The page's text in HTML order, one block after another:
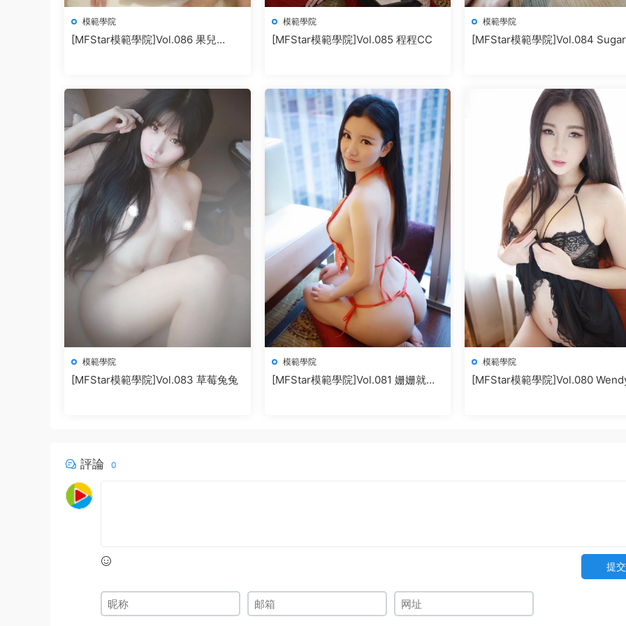
模範學院
[MFStar模範學院]Vol.086 果兒
模範學院
[MFStar模範學院]Vol.085 程程CC
模範學院
[MFStar模範學院]Vol.084
模範學院
[MFStar模範學院]Vol.083 草莓兔兔
模範學院
[MFStar模範學院]Vol.081 姗姗就打
模範學院
[MFStar模範學院]Vol.080
評論 0
提交